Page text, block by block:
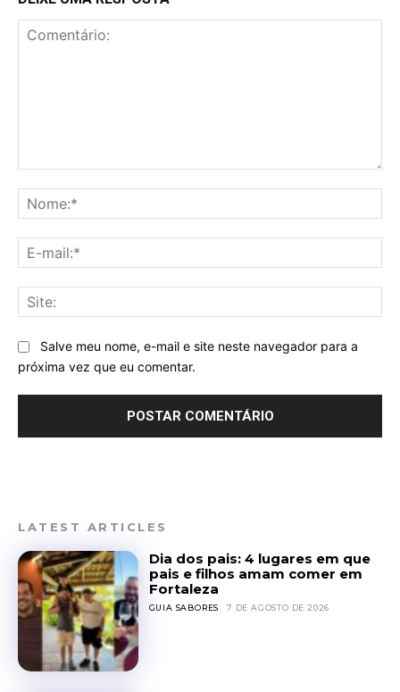
Salve meu nome, e-mail e site neste navegador para a
próxima vez que eu comentar.
LATEST ARTICLES
Dia dos pais: 4 lugares em que
pais e filhos amam comer em
Fortaleza
GUIA SABORES 7 DE AGOSTO DE 2026